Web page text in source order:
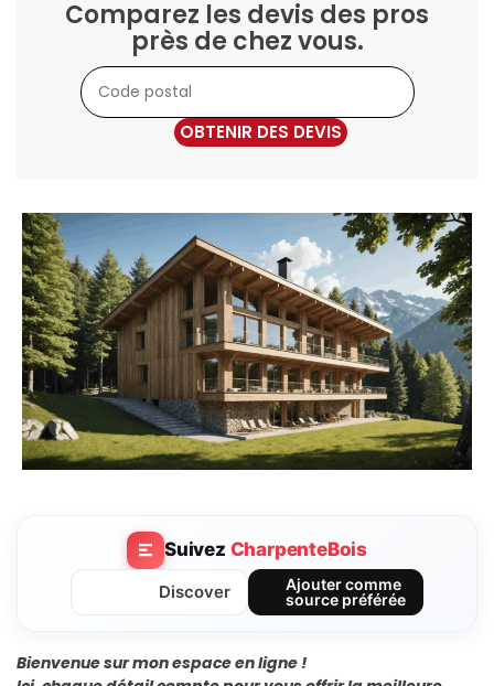
Comparez les devis des pros
près de chez vous.
OBTENIR DES DEVIS
Suivez CharpenteBois
Discover
Ajouter comme
source préférée
Bienvenue sur mon espace en ligne !